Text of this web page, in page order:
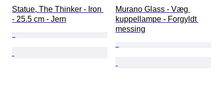
Statue, The Thinker - Iron
- 25.5 cm - Jern
Murano Glass - Væg
kuppellampe - Forgyldt
messing